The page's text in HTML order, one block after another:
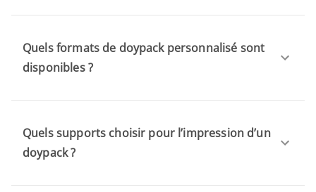
Quels formats de doypack personnalisé sont
disponibles ?
Quels supports choisir pour l’impression d’un
doypack ?